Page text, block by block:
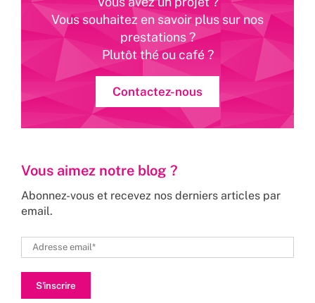
Vous souhaitez en savoir plus sur nos
prestations ?
Plutôt thé ou café ?
Contactez-nous
Vous aimez notre blog ?
Abonnez-vous et recevez nos derniers articles par
email.